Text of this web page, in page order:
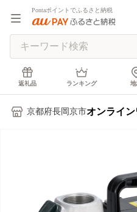
Pontaポイントでふるさと納税
返礼品 ランキング
京都府長岡京市オンライ